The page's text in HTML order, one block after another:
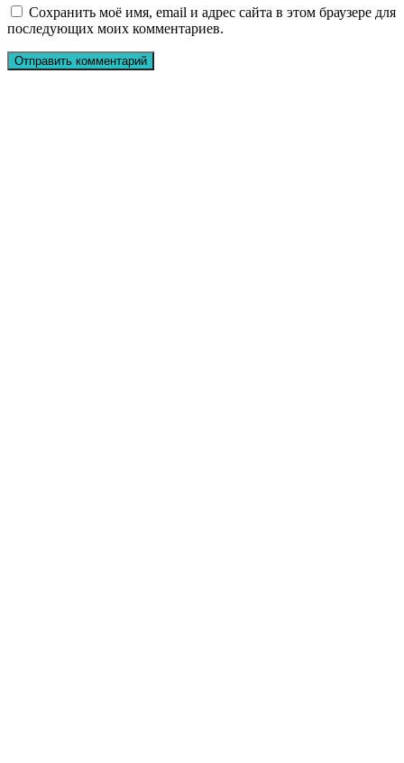
Сохранить моё имя, email и адрес сайта в этом браузере для
последующих моих комментариев.